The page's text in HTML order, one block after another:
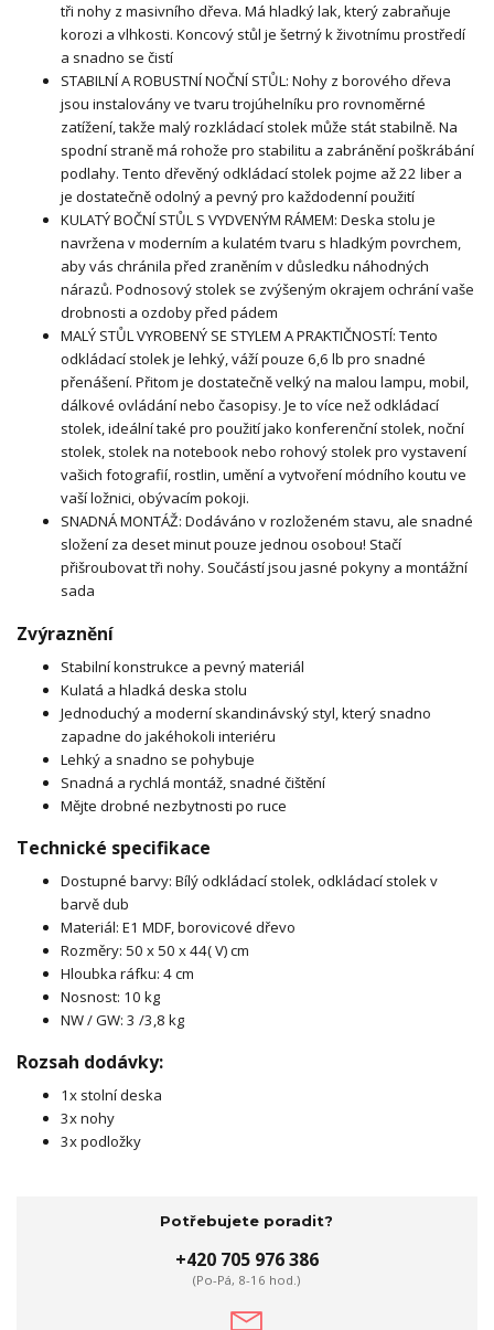
tři nohy z masivního dřeva. Má hladký lak, který zabraňuje
korozi a vlhkosti. Koncový stůl je šetrný k životnímu prostředí
a snadno se čistí
STABILNÍ A ROBUSTNÍ NOČNÍ STŮL: Nohy z borového dřeva
jsou instalovány ve tvaru trojúhelníku pro rovnoměrné
zatížení, takže malý rozkládací stolek může stát stabilně. Na
spodní straně má rohože pro stabilitu a zabránění poškrábání
podlahy. Tento dřevěný odkládací stolek pojme až 22 liber a
je dostatečně odolný a pevný pro každodenní použití
KULATÝ BOČNÍ STŮL S VYDVENÝM RÁMEM: Deska stolu je
navržena v moderním a kulatém tvaru s hladkým povrchem,
aby vás chránila před zraněním v důsledku náhodných
nárazů. Podnosový stolek se zvýšeným okrajem ochrání vaše
drobnosti a ozdoby před pádem
MALÝ STŮL VYROBENÝ SE STYLEM A PRAKTIČNOSTÍ: Tento
odkládací stolek je lehký, váží pouze 6,6 lb pro snadné
přenášení. Přitom je dostatečně velký na malou lampu, mobil,
dálkové ovládání nebo časopisy. Je to více než odkládací
stolek, ideální také pro použití jako konferenční stolek, noční
stolek, stolek na notebook nebo rohový stolek pro vystavení
vašich fotografií, rostlin, umění a vytvoření módního koutu ve
vaší ložnici, obývacím pokoji.
SNADNÁ MONTÁŽ: Dodáváno v rozloženém stavu, ale snadné
složení za deset minut pouze jednou osobou! Stačí
přišroubovat tři nohy. Součástí jsou jasné pokyny a montážní
sada
Zvýraznění
Stabilní konstrukce a pevný materiál
Kulatá a hladká deska stolu
Jednoduchý a moderní skandinávský styl, který snadno
zapadne do jakéhokoli interiéru
Lehký a snadno se pohybuje
Snadná a rychlá montáž, snadné čištění
Mějte drobné nezbytnosti po ruce
Technické specifikace
Dostupné barvy: Bílý odkládací stolek, odkládací stolek v
barvě dub
Materiál: E1 MDF, borovicové dřevo
Rozměry: 50 x 50 x 44( V) cm
Hloubka ráfku: 4 cm
Nosnost: 10 kg
NW / GW: 3 /3,8 kg
Rozsah dodávky:
1x stolní deska
3x nohy
3x podložky
Potřebujete poradit?
+420 705 976 386
(Po-Pá, 8-16 hod.)